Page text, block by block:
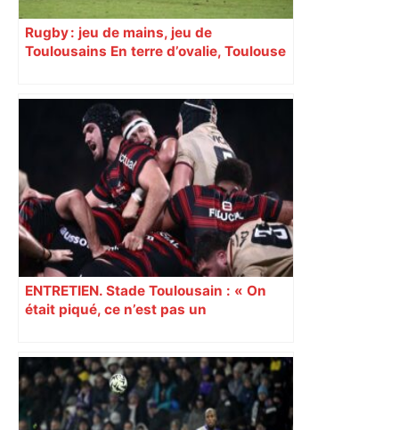
Rugby : jeu de mains, jeu de
Toulousains En terre d’ovalie, Toulouse
revendiquant surtout son art du jeu en
mouvement, vif et spectaculaire.
Décryptage. Série (4 / 10)
ENTRETIEN. Stade Toulousain : « On
était piqué, ce n’est pas un